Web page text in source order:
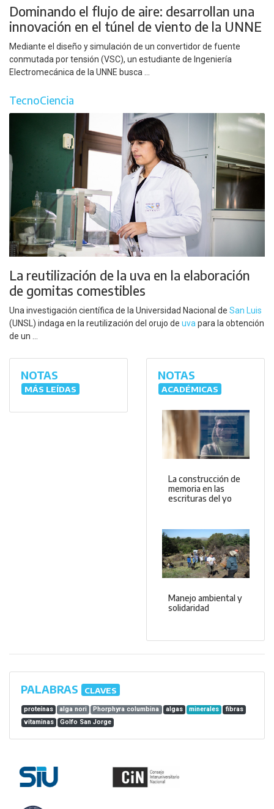
Dominando el flujo de aire: desarrollan una
innovación en el túnel de viento de la UNNE
Mediante el diseño y simulación de un convertidor de fuente
conmutada por tensión (VSC), un estudiante de Ingeniería
Electromecánica de la UNNE busca ...
TecnoCiencia
La reutilización de la uva en la elaboración
de gomitas comestibles
Una investigación científica de la Universidad Nacional de San Luis
(UNSL) indaga en la reutilización del orujo de uva para la obtención
de un ...
NOTAS
MÁS LEÍDAS
NOTAS
ACADÉMICAS
La construcción de
memoria en las
escrituras del yo
Manejo ambiental y
solidaridad
PALABRAS CLAVES
proteínas alga nori Phorphyra columbina algas minerales
fibras
vitaminas
Golfo San Jorge